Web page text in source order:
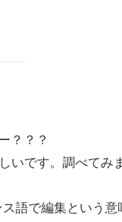
？？？
いです。調べてみ
語で編集という